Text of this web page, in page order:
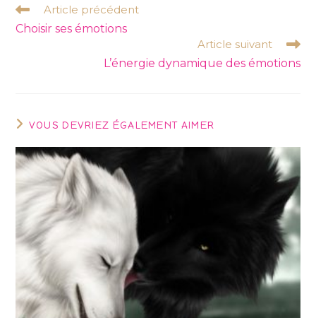
Read
more
articles
Article précédent
Choisir ses émotions
Article suivant
L’énergie dynamique des émotions
VOUS DEVRIEZ ÉGALEMENT AIMER